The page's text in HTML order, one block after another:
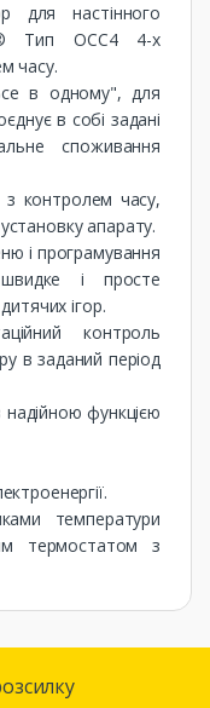
для настінного
Тип OCС4 4-х
часу.
в одному", для
в собі задані
споживання
контролем часу,
апарату.
і програмування
і просте
ігор.
контроль
в заданий період
функцією
температури
термостатом з